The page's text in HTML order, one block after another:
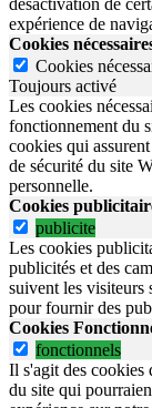
désactivation de
expérience de
Cookies
Cookies
Toujours activé
Les cookies
fonctionnement du
cookies qui
de sécurité du site
personnelle.
Cookies
publicite
Les cookies
publicités et des
suivent les visiteurs
pour fournir des
Cookies
fonctionnels
Il s'agit des cookies
du site qui